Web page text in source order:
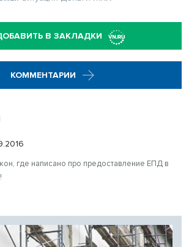
В ЗАКЛАДКИ
КОММЕНТАРИИ
где написано про предоставление ЕПД в